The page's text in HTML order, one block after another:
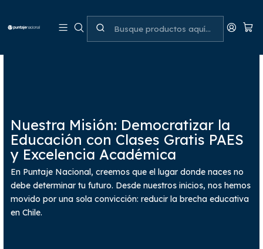
Nuestra Misión: Democratizar la
Educación con Clases Gratis PAES
y Excelencia Académica
En Puntaje Nacional, creemos que el lugar donde naces no
debe determinar tu futuro. Desde nuestros inicios, nos hemos
movido por una sola convicción: reducir la brecha educativa
en Chile.